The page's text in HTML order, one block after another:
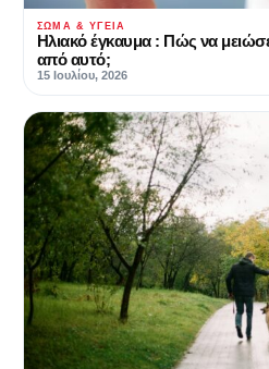
ΣΏΜΑ & ΥΓΕΊΑ
Ηλιακό έγκαυμα : Πώς να
από αυτό;
15 Ιουλίου, 2026